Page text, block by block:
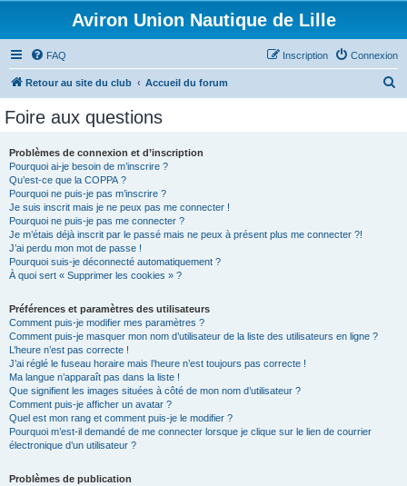
Aviron Union Nautique de Lille
FAQ Connexion
Inscription
Retour au site du club Accueil du forum
Foire aux questions
Problèmes de connexion et d’inscription
Pourquoi ai-je besoin de m’inscrire ?
Qu’est-ce que la COPPA ?
Pourquoi ne puis-je pas m’inscrire ?
Je suis inscrit mais je ne peux pas me connecter !
Pourquoi ne puis-je pas me connecter ?
Je m’étais déjà inscrit par le passé mais ne peux à présent plus me connecter ?!
J’ai perdu mon mot de passe !
Pourquoi suis-je déconnecté automatiquement ?
À quoi sert « Supprimer les cookies » ?
Préférences et paramètres des utilisateurs
Comment puis-je modifier mes paramètres ?
Comment puis-je masquer mon nom d’utilisateur de la liste des utilisateurs en ligne ?
L’heure n’est pas correcte !
J’ai réglé le fuseau horaire mais l’heure n’est toujours pas correcte !
Ma langue n’apparaît pas dans la liste !
Que signifient les images situées à côté de mon nom d’utilisateur ?
Comment puis-je afficher un avatar ?
Quel est mon rang et comment puis-je le modifier ?
Pourquoi m’est-il demandé de me connecter lorsque je clique sur le lien de courrier
électronique d’un utilisateur ?
Problèmes de publication